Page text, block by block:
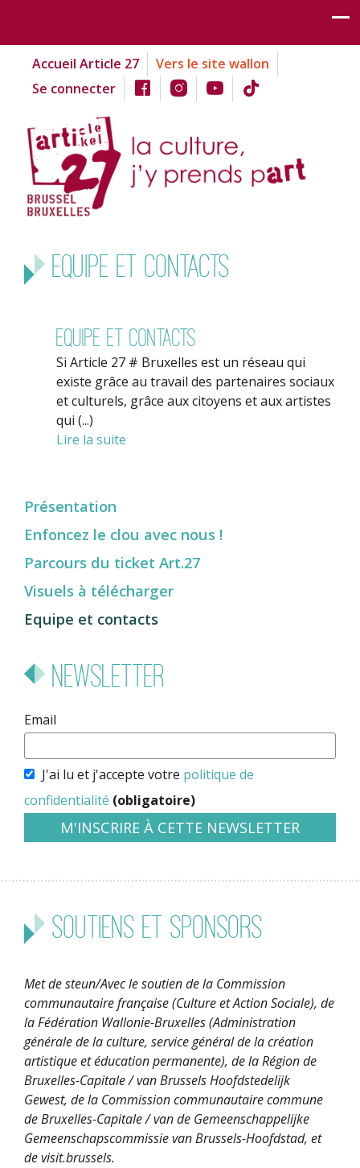
Accueil Article 27
Vers le site wallon
Se connecter
Equipe et contacts
Equipe et contacts
Si Article 27 # Bruxelles est un réseau qui
existe grâce au travail des partenaires sociaux
et culturels, grâce aux citoyens et aux artistes
qui (...)
Lire la suite
Présentation
Enfoncez le clou avec nous !
Parcours du ticket Art.27
Visuels à télécharger
Equipe et contacts
Newsletter
Email
J'ai lu et j'accepte votre politique de
confidentialité (obligatoire)
Soutiens et sponsors
Met de steun/Avec le soutien de la Commission
communautaire française (Culture et Action Sociale), de
la Fédération Wallonie-Bruxelles (Administration
générale de la culture, service général de la création
artistique et éducation permanente), de la Région de
Bruxelles-Capitale / van Brussels Hoofdstedelijk
Gewest, de la Commission communautaire commune
de Bruxelles-Capitale / van de Gemeenschappelijke
Gemeenschapscommissie van Brussels-Hoofdstad, et
de visit.brussels.